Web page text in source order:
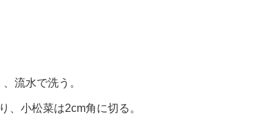
流水で洗う。
小松菜は2cm角に切る。